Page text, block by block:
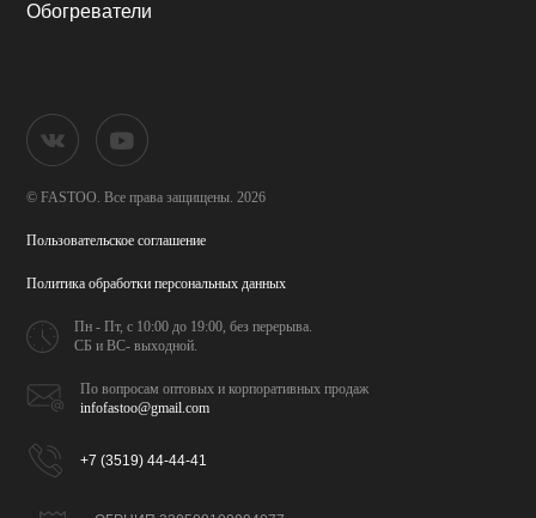
Обогреватели
© FASTOO. Все права защищены. 2026
Пользовательское соглашение
Политика обработкиперсональных данных
Пн - Пт, с 10:00 до 19:00,без перерыва.
СБ и ВС- выходной.
По вопросам оптовых икорпоративных продаж
infofastoo@gmail.com
+7 (3519) 44-44-41